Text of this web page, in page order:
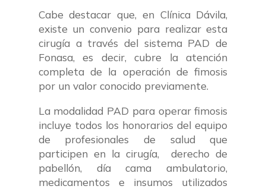
Cabe destacar que, en Clínica Dávila,
existe un convenio para realizar esta
cirugía a través del sistema PAD de
Fonasa,es decir, cubre la atención
completa de la operación de fimosis
por un valor conocido previamente.
La modalidad PAD para operar fimosis
incluye todos los honorarios del equipo
de profesionales de salud que
participen en la cirugía, derecho de
pabellón, día cama ambulatorio,
medicamentos e insumos utilizados